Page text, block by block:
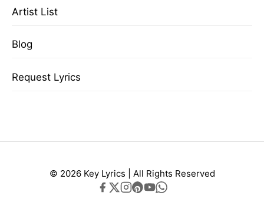
Artist List
Blog
Request Lyrics
© 2026 Key Lyrics | All Rights Reserved